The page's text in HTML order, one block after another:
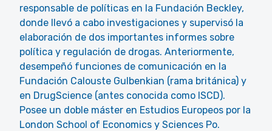
responsable de políticas en la Fundación Beckley,
donde llevó a cabo investigaciones y supervisó la
elaboración de dos importantes informes sobre
política y regulación de drogas. Anteriormente,
desempeñó funciones de comunicación en la
Fundación Calouste Gulbenkian (rama británica) y
en DrugScience (antes conocida como ISCD).
Posee un doble máster en Estudios Europeos por la
London School of Economics y Sciences Po.